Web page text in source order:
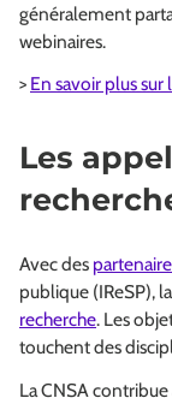
généralement
webinaires.
> En savoir plus
Les
Avec des
publique (IReSP),
recherche. Les
touchent des
La CNSA